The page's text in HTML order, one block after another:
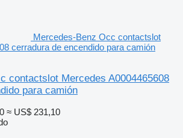
Mercedes-Benz Occ contactslot
cerradura de encendido para camión
contactslot Mercedes A0004465608
para camión
≈ US$ 231,10